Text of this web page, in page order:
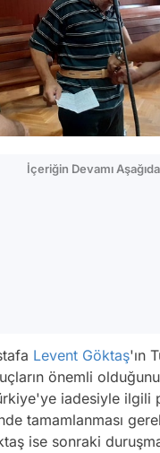
İçeriğin Devamı Aşağıda
Levent Göktaş'ın
önemli olduğunu
iadesiyle ilgili
tamamlanması
ise sonraki